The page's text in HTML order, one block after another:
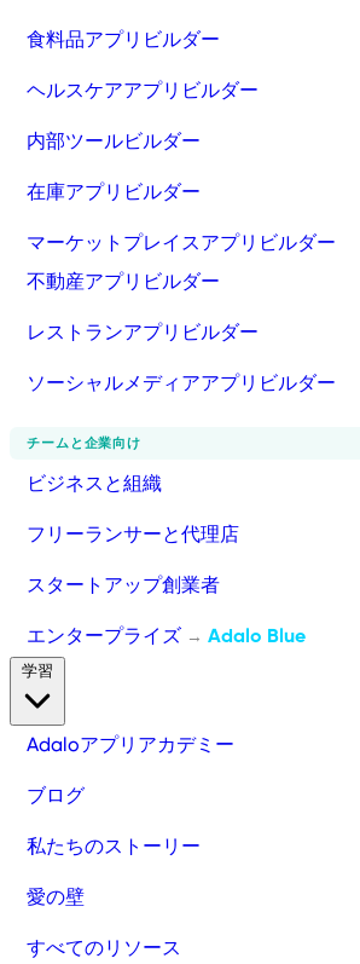
食料品アプリビルダー
ヘルスケアアプリビルダー
内部ツールビルダー
在庫アプリビルダー
マーケットプレイスアプリビルダー
不動産アプリビルダー
レストランアプリビルダー
ソーシャルメディアアプリビルダー
チームと企業向け
ビジネスと組織
フリーランサーと代理店
スタートアップ創業者
エンタープライズ → Adalo Blue
Adaloアプリアカデミー
ブログ
私たちのストーリー
愛の壁
すべてのリソース